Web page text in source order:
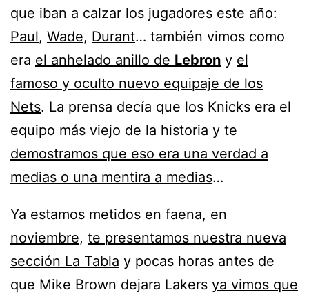
que iban a calzar los jugadores este año:
Paul, Wade, Durant… también vimos como
era el anhelado anillo de Lebron y el
famoso y oculto nuevo equipaje de los
Nets. La prensa decía que los Knicks era el
equipo más viejo de la historia y te
demostramos que eso era una verdad a
medias o una mentira a medias…
Ya estamos metidos en faena, en
noviembre, te presentamos nuestra nueva
sección La Tabla y pocas horas antes de
que Mike Brown dejara Lakers ya vimos que